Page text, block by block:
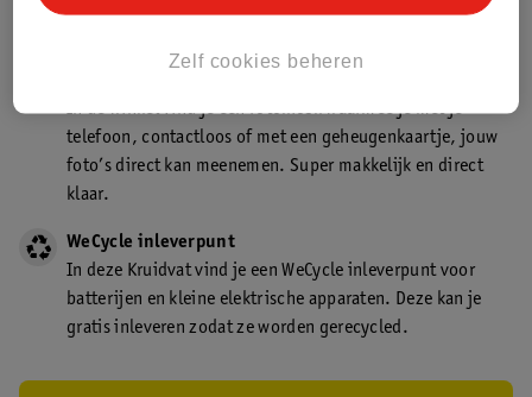
In de winkel vind je een fotokiosk waarmee je met je
telefoon, contactloos of met een geheugenkaartje, jouw
foto’s direct kan meenemen. Super makkelijk en direct
klaar.
WeCycle inleverpunt
In deze Kruidvat vind je een WeCycle inleverpunt voor
batterijen en kleine elektrische apparaten. Deze kan je
gratis inleveren zodat ze worden gerecycled.
Zelf cookies beheren